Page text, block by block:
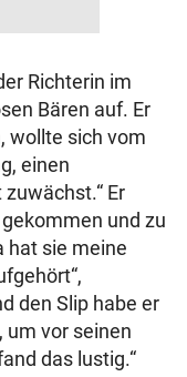
Richterin im
Bären auf. Er
wollte sich vom
einen
Er
und zu
hat sie meine
den Slip habe er
um vor seinen
das lustig.“